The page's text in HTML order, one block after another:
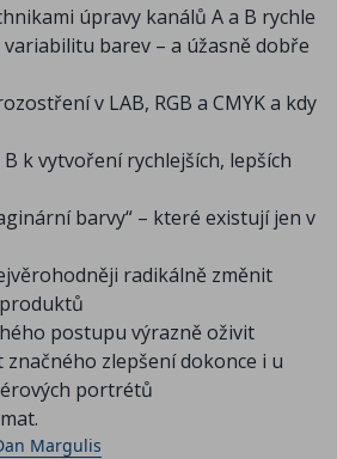
úpravy kanálů A a B rychle
barev – a úžasně dobře
v LAB, RGB a CMYK a kdy
k vytvoření rychlejších, lepších
barvy“ – které existují jen v
radikálně změnit
postupu výrazně oživit
zlepšení dokonce i u
portrétů
Margulis